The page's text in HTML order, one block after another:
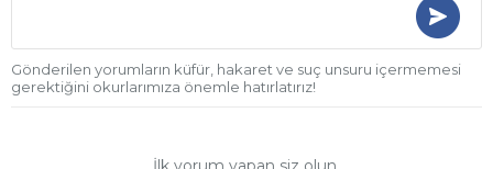
Gönderilen yorumların küfür, hakaret ve suç unsuru içermemesi
gerektiğini okurlarımıza önemle hatırlatırız!